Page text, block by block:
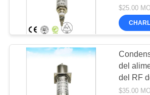
PRIVACIDAD
Absorción de
azulejos de
filtro de
para el
$25.00
del
del RF
vacío
$35.00